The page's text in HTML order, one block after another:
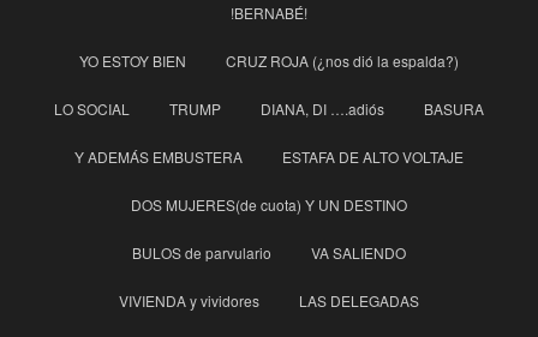
!BERNABÉ!
YO ESTOY BIEN CRUZ ROJA (¿nos dió la espalda?)
LO SOCIAL TRUMP DIANA, DI ….adiós BASURA
Y ADEMÁS EMBUSTERA ESTAFA DE ALTO VOLTAJE
DOS MUJERES(de cuota) Y UN DESTINO
BULOS de parvulario VA SALIENDO
VIVIENDA y vividores LAS DELEGADAS